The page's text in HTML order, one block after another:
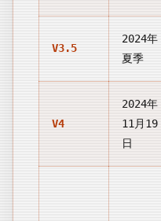
V3.5
2024年
夏季
V4
2024年
11月19
日